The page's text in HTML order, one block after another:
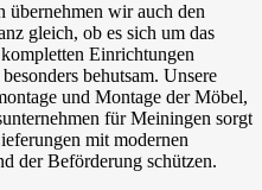
übernehmen wir auch den
gleich, ob es sich um das
Einrichtungen
behutsam. Unsere
und Montage der Möbel,
für Meiningen sorgt
mit modernen
der Beförderung schützen.